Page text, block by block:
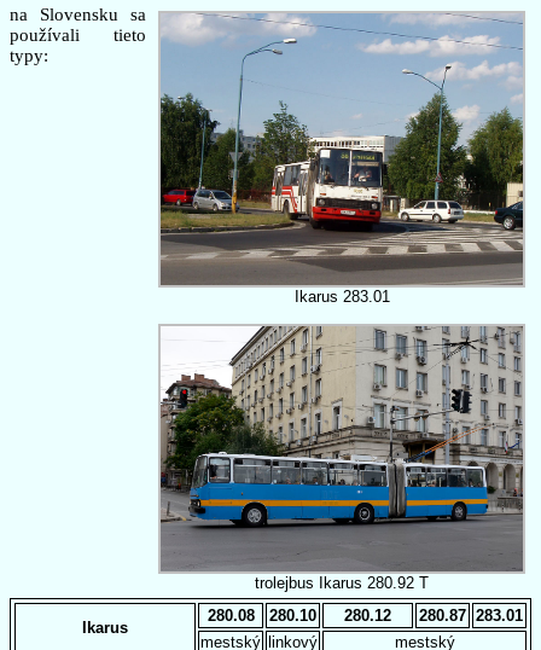
Ikarus 283.01
trolejbus Ikarus 280.92 T
na Slovensku sa
používali tieto
typy:
Ikarus
280.08 280.10 280.12 280.87 283.01
mestský linkový mestský